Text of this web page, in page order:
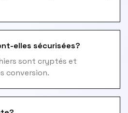
elles sécurisées?
sont cryptés et
conversion.